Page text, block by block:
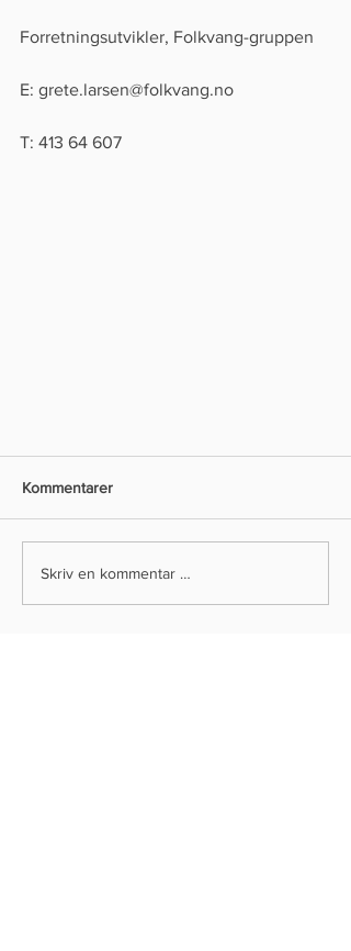
Forretningsutvikler, Folkvang-gruppen
E: grete.larsen@folkvang.no
T: 413 64 607
Kommentarer
Skriv en kommentar …